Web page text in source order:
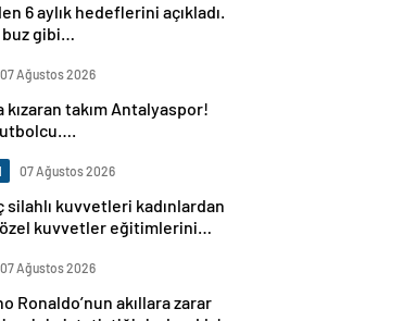
6 aylık hedeflerini açıkladı.
gibi…
07 Ağustos 2026
kızaran takım Antalyaspor!
07 Ağustos 2026
silahlı kuvvetleri kadınlardan
kuvvetler eğitimlerini
07 Ağustos 2026
Ronaldo’nun akıllara zarar